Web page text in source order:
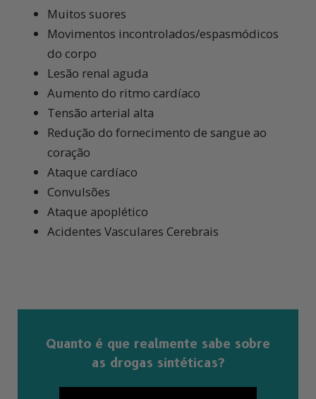
Muitos suores
Movimentos incontrolados/espasmódicos
do corpo
Lesão renal aguda
Aumento do ritmo cardíaco
Tensão arterial alta
Redução do fornecimento de sangue ao
coração
Ataque cardíaco
Convulsões
Ataque apoplético
Acidentes Vasculares Cerebrais
Quanto é que realmente sabe sobre
as drogas sintéticas?